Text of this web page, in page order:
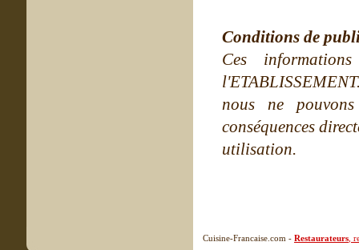
Conditions de
Ces
nous ne
conséquences
utilisation.
Cuisine-Francaise.com - Restaurateurs ,